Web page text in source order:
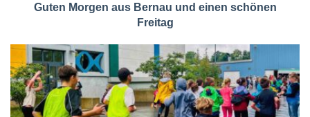
Guten Morgen aus Bernau und einen schönen
Freitag